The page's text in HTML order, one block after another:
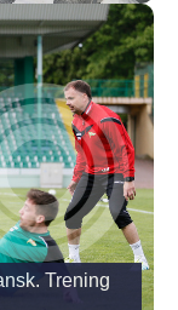
Trening